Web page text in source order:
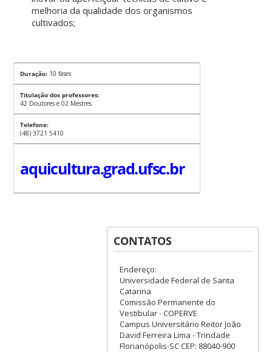
melhoria da qualidade dos organismos
cultivados;
Duração: 10 fases
Titulação dos professores:
42 Doutores e 02 Mestres
Telefone:
(48) 3721 5410
aquicultura.grad.ufsc.br
CONTATOS
Endereço:
Universidade Federal de Santa
Catarina
Comissão Permanente do
Vestibular - COPERVE
Campus Universitário Reitor João
David Ferreira Lima - Trindade
Florianópolis-SC CEP: 88040-900